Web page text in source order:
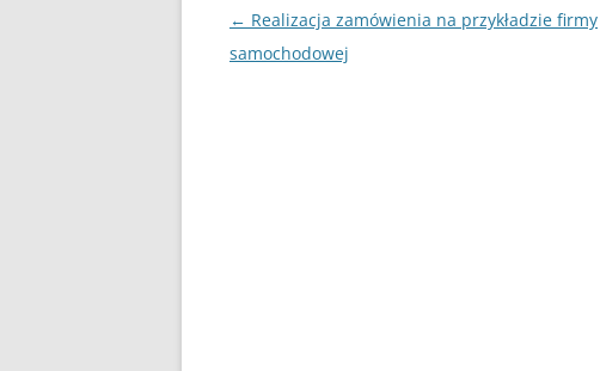
PSYCHOLOGIA
Nawigacja
wpisu
← Realizacja zamówienia na przykładzie firmy
samochodowej